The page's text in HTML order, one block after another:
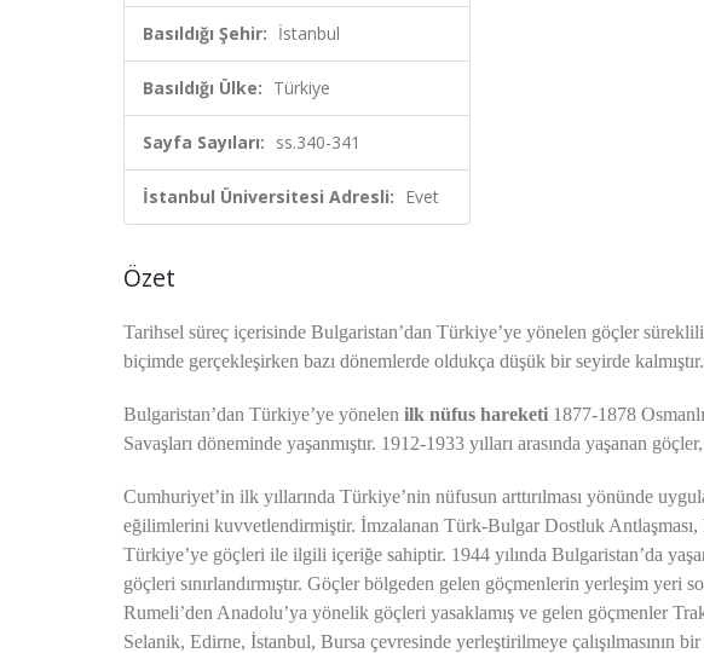
Basıldığı Şehir: İstanbul
Basıldığı Ülke: Türkiye
Sayfa Sayıları: ss.340-341
İstanbul Üniversitesi Adresli: Evet
Özet
Tarihsel süreç içerisinde Bulgaristan’dan Türkiye’ye yönelen göçler
biçimde gerçekleşirken bazı dönemlerde oldukça düşük bir seyirde kalmıştır.
Bulgaristan’dan Türkiye’ye yönelen ilk nüfus hareketi 1877-1878
Savaşları döneminde yaşanmıştır. 1912-1933 yılları arasında yaşanan
Cumhuriyet’in ilk yıllarında Türkiye’nin nüfusun arttırılması yönünde
eğilimlerini kuvvetlendirmiştir. İmzalanan Türk-Bulgar Dostluk Antlaşması,
Türkiye’ye göçleri ile ilgili içeriğe sahiptir. 1944 yılında Bulgaristan’da
göçleri sınırlandırmıştır. Göçler bölgeden gelen göçmenlerin yerleşim
Rumeli’den Anadolu’ya yönelik göçleri yasaklamış ve gelen göçmenler
Selanik, Edirne, İstanbul, Bursa çevresinde yerleştirilmeye çalışılmasının